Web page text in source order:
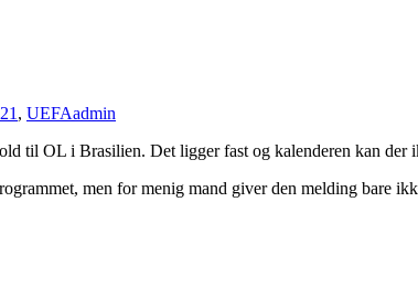
, UEFAadmin
til OL i Brasilien. Det ligger fast og kalenderen kan der
men for menig mand giver den melding bare